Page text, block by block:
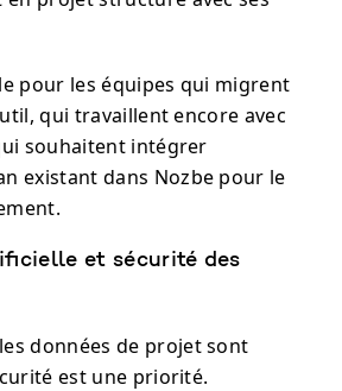
pour les équipes qui migrent
qui travaillent encore avec
souhaitent intégrer
existant dans Nozbe pour le
et sécurité des
données de projet sont
est une priorité.